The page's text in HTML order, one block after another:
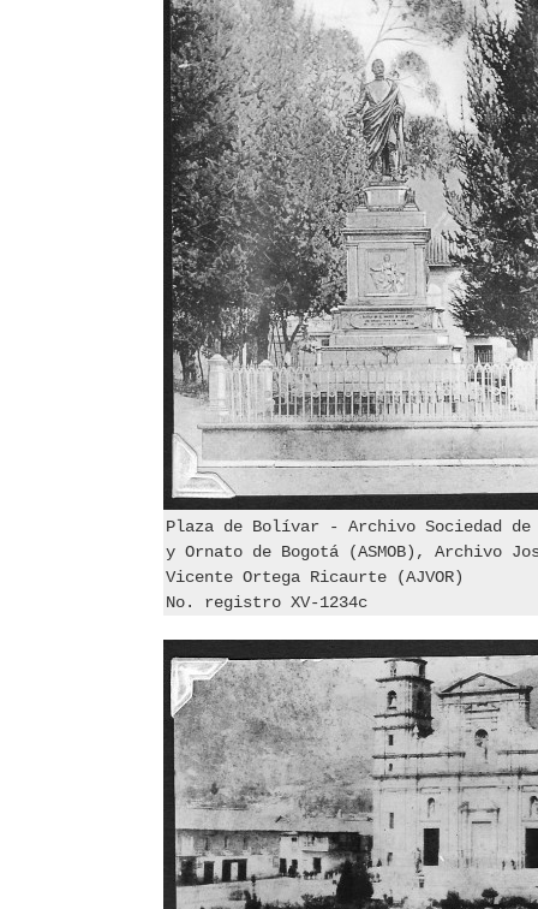
Plaza de Bolívar - Archivo Sociedad de
y Ornato de Bogotá (ASMOB), Archivo
Vicente Ortega Ricaurte (AJVOR)
No. registro XV-1234c